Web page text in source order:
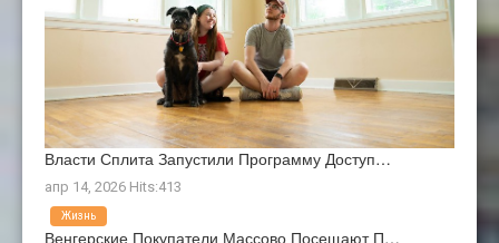
Власти Сплита Запустили Программу Доступ…
апр 14, 2026 Hits:413
Венгерские Покупатели Массово Посещают П…
Жизнь